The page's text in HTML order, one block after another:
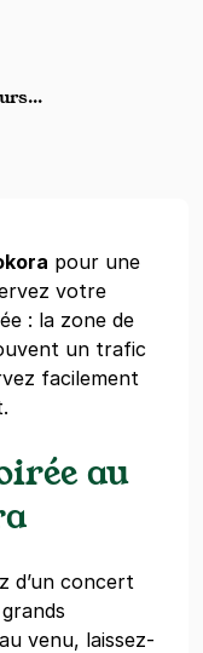
pour une
votre
: la zone de
un trafic
facilement
au
d’un concert
venu, laissez-